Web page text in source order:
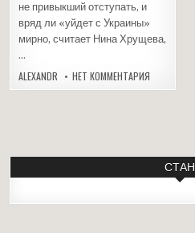
не привыкший отступать, и
вряд ли «уйдет с Украины»
мирно, считает Нина Хрущева,
…
ALEXANDR НЕТ КОММЕНТАРИЯ
ХРУЩЕВА:
СТАН